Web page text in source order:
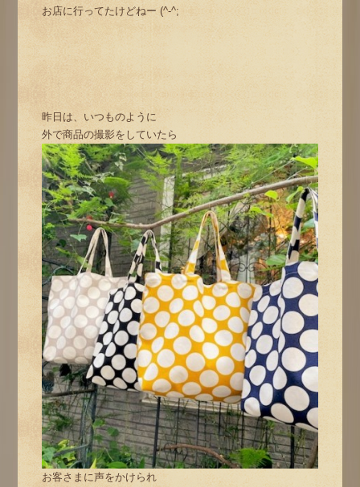
お店に行ってたけどねー (^-^;
昨日は、いつものように
外で商品の撮影をしていたら
お客さまに声をかけられ